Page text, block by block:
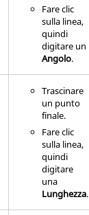
Fare clic
sulla linea,
quindi
digitare un
Angolo.
Trascinare
un punto
finale.
Fare clic
sulla linea,
quindi
digitare
una
Lunghezza.